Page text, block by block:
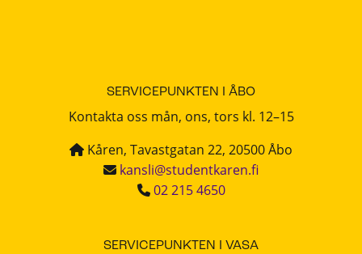
SERVICEPUNKTEN I ÅBO
Kontakta oss mån, ons, tors kl. 12–15
Kåren, Tavastgatan 22, 20500 Åbo
kansli@studentkaren.fi
02 215 4650
SERVICEPUNKTEN I VASA